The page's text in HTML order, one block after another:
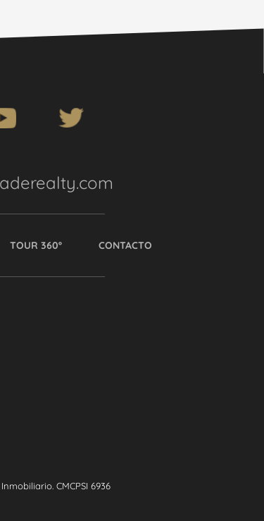
TOUR 360º CONTACTO
CMCPSI 6936